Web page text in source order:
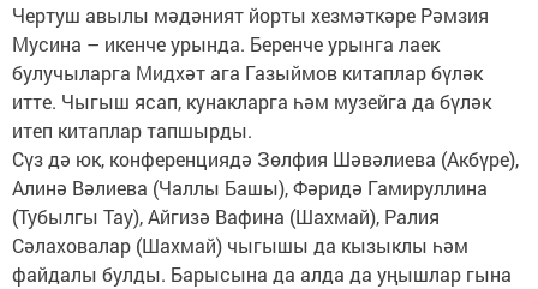
Чертуш авылы мәдәният йорты хезмәткәре Рәмзия
Мусина – икенче урында. Беренче урынга лаек
булучыларга Мидхәт ага Газыймов китаплар бүләк
итте. Чыгыш ясап, кунакларга һәм музейга да бүләк
итеп китаплар тапшырды.
Сүз дә юк, конференциядә Зөлфия Шәвәлиева (Акбүре),
Алинә Вәлиева (Чаллы Башы), Фәридә Гамируллина
(Тубылгы Тау), Айгизә Вафина (Шахмай), Ралия
Сәлаховалар (Шахмай) чыгышы да кызыклы һәм
файдалы булды. Барысына да алда да уңышлар гына